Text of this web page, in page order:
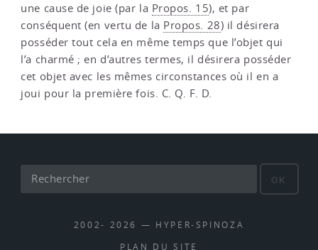
une cause de joie (par la Propos. 15), et par
conséquent (en vertu de la Propos. 28) il désirera
posséder tout cela en même temps que l’objet qui
l’a charmé ; en d’autres termes, il désirera posséder
cet objet avec les mêmes circonstances où il en a
joui pour la première fois. C. Q. F. D.
OK
2002- 2026 — HYPER-SPINOZA
PLAN DU SITE